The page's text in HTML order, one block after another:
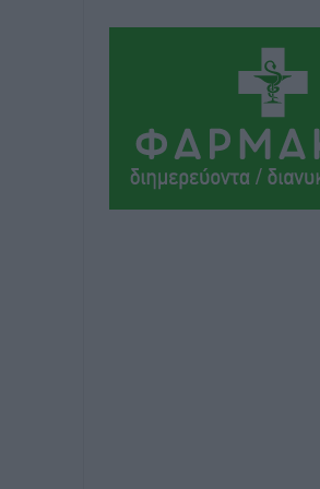
Δεσμεύσεις χωρίς
πριν 3 ώρες
Τσαμπίκος
πρωτογενής τομέας